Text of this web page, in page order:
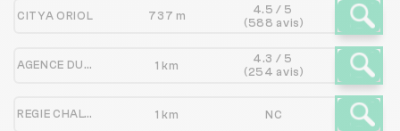
CITYA ORIOL 737 m
4.5 / 5
(588 avis)
AGENCE DU ROANNAIS - ADMINISTRATEUR DE BIENS 1 km
4.3 / 5
(254 avis)
REGIE CHALTON DUBANCHET GRANDEAU 1 km NC